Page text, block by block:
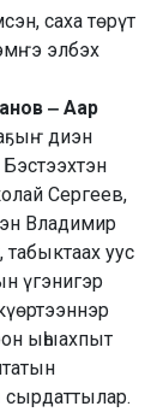
саха төрүт
элбэх
‒ Аар
диэн
Сергеев,
Владимир
табыктаах уус
үгэнигэр
ыһыахпыт
сырдаттылар.